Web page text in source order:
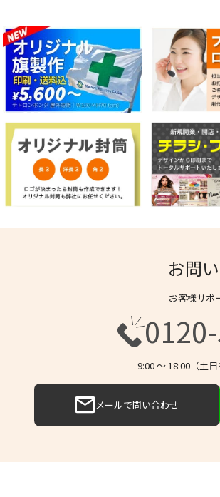
お問
お客様サポ
9:00 〜 18:00（土
メールで問い合わせ